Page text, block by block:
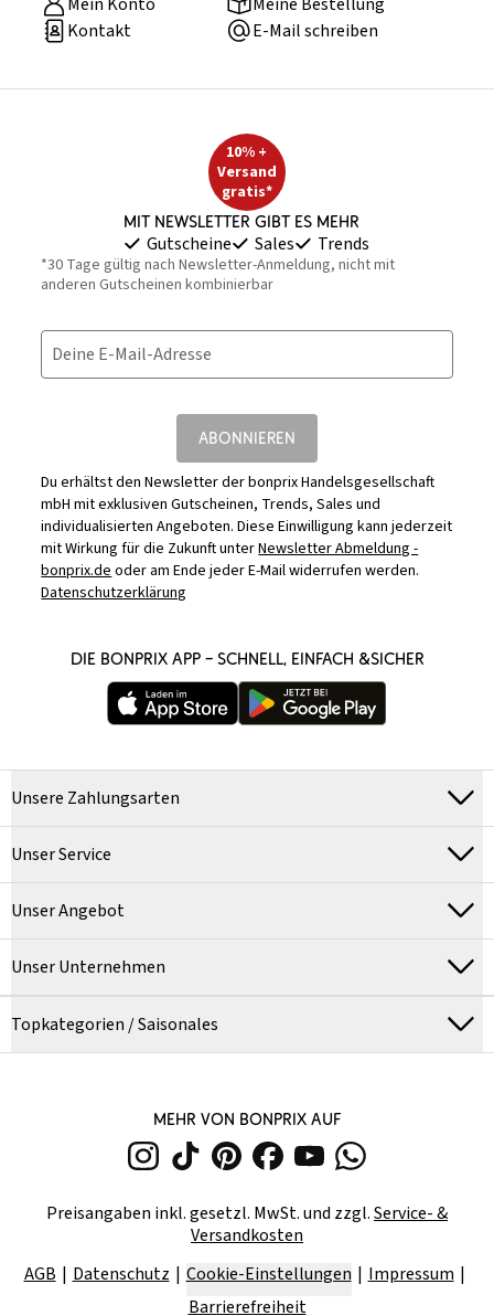
Mein Konto
Meine Bestellung
Kontakt
E-Mail schreiben
10% +
Versand
gratis*
Mit Newsletter gibt es mehr
Gutscheine Sales Trends
*30 Tage gültig nach Newsletter-Anmeldung, nicht mit
anderen Gutscheinen kombinierbar
Deine E-Mail-Adresse
ABONNIEREN
Du erhältst den Newsletter der bonprix Handelsgesellschaft
mbH mit exklusiven Gutscheinen, Trends, Sales und
individualisierten Angeboten. Diese Einwilligung kann jederzeit
mit Wirkung für die Zukunft unterNewsletter Abmeldung -
bonprix.deoder am Ende jeder E-Mail widerrufen werden.
Datenschutzerklärung
DIE BONPRIX APP – SCHNELL, EINFACH &SICHER
Unsere Zahlungsarten
Unser Service
Unser Angebot
Unser Unternehmen
Topkategorien / Saisonales
MEHR VON BONPRIX AUF
Preisangaben inkl. gesetzl. MwSt. und zzgl.Service- &
Versandkosten
AGB
Datenschutz Cookie-Einstellungen
Impressum
Barrierefreiheit